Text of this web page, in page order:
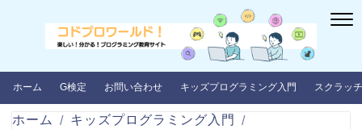
ホーム G検定 お問い合わせ キッズプログラミング入門 スクラッチ
ホーム
キッズプログラミング入門